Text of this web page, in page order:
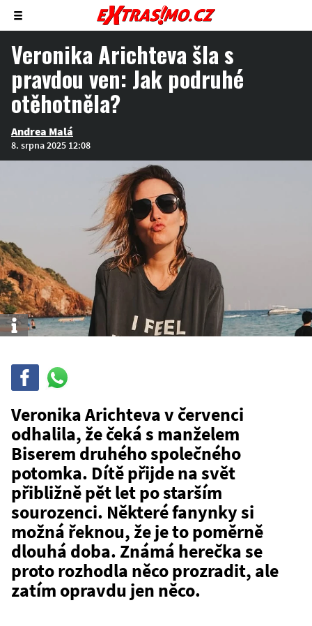
Zobrazit/skrýt
menu
Veronika Arichteva šla s
pravdou ven: Jak podruhé
otěhotněla?
Andrea Malá
8. srpna 2025 12:08
Info
Sdílej
WhatsAppu
Veronika Arichteva v červenci
odhalila, že čeká s manželem
Biserem druhého společného
potomka. Dítě přijde na svět
přibližně pět let po starším
sourozenci. Některé fanynky si
možná řeknou, že je to poměrně
dlouhá doba. Známá herečka se
proto rozhodla něco prozradit, ale
zatím opravdu jen něco.